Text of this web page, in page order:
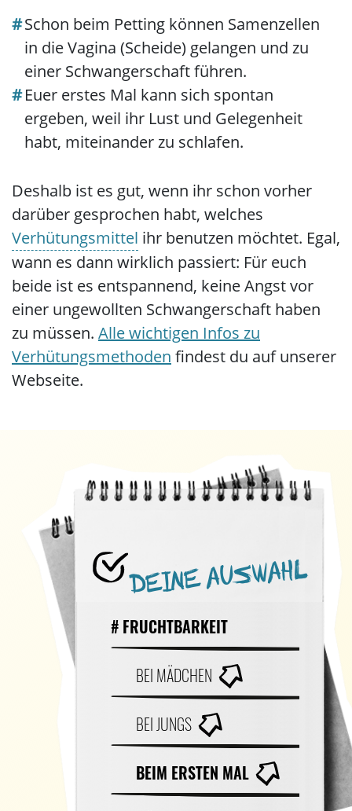
Schon beim Petting können Samenzellen
in die Vagina (Scheide) gelangen und zu
einer Schwangerschaft führen.
Euer erstes Mal kann sich spontan
ergeben, weil ihr Lust und Gelegenheit
habt, miteinander zu schlafen.
Deshalb ist es gut, wenn ihr schon vorher
darüber gesprochen habt, welches
Verhütungsmittel ihr benutzen möchtet. Egal,
wann es dann wirklich passiert: Für euch
beide ist es entspannend, keine Angst vor
einer ungewollten Schwangerschaft haben
zu müssen. Alle wichtigen Infos zu
Verhütungsmethoden findest du auf unserer
Webseite.
DEINE AUSWAHL
# FRUCHTBARKEIT
BEI MÄDCHEN
BEI JUNGS
BEIM ERSTEN MAL